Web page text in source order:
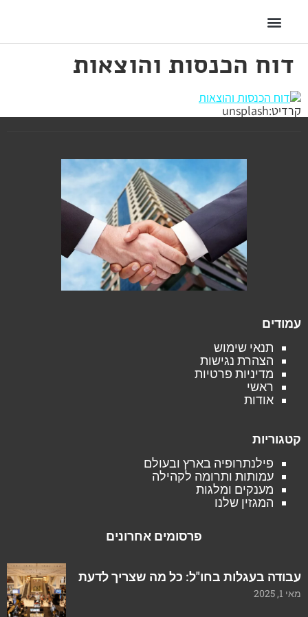
דוח הכנסות והוצאות
קרדיט:unsplash
עמודים
תנאי שימוש
הצהרת נגישות
מדיניות פרטיות
ראשי
אודות
קטגוריות
פילנתרופיה בארץ ובעולם
עמותות ותרומה לקהילה
מענקים ומלגות
המגזין שלנו
פרסומים אחרונים
עבודה בעגלות בחו"ל: כל מה שצריך לדעת
מאי 1, 2025